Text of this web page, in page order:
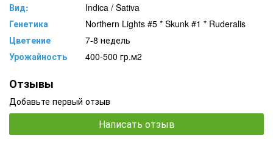
Вид:
Indica / Sativa
Генетика
Northern Lights #5 * Skunk #1 * Ruderalis
Цветение
7-8 недель
Урожайность
400-500 гр.м2
Отзывы
Добавьте первый отзыв
Написать отзыв